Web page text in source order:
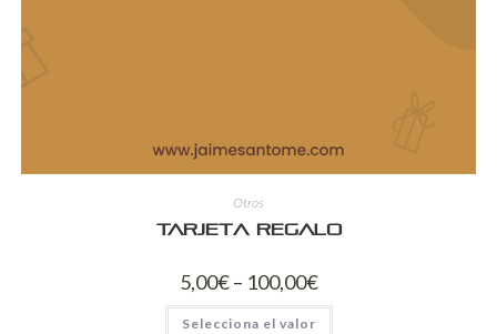
Otros
Tarjeta regalo
5,00€– 100,00€
Selecciona el valor